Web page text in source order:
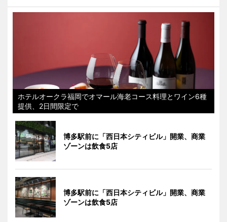
ホテルオークラ福岡でオマール海老コース料理とワイン6種
提供、2日間限定で
博多駅前に「西日本シティビル」開業、商業
ゾーンは飲食5店
博多駅前に「西日本シティビル」開業、商業
ゾーンは飲食5店